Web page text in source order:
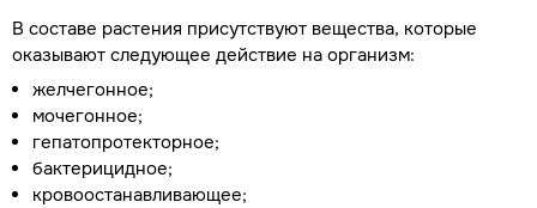
В составе растения присутствуют вещества, которые
оказывают следующее действие на организм:
желчегонное;
мочегонное;
гепатопротекторное;
бактерицидное;
кровоостанавливающее;